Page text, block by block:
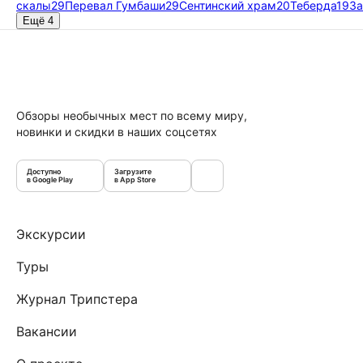
скалы29Перевал Гумбаши29Сентинский храм20Теберда19
Ещё 4
Обзоры необычных мест по всему миру,
новинки и скидки в наших соцсетях
Доступно
в Google Play
Загрузите
в App Store
Экскурсии
Туры
Журнал Трипстера
Вакансии